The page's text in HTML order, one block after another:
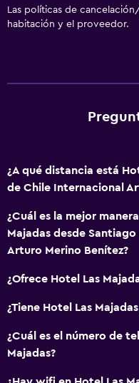
Baño
General
Pantuflas
Espacio de
Salud y seguridad
Estacionamiento y
Traslado aeropuerto
Las políticas de
habitación y el proveedor.
¿A qué distancia está
de Chile Internacional
¿Cuál es la mejor
Majadas desde
Arturo Merino Benítez?
¿Ofrece Hotel Las
¿Tiene Hotel Las
¿Cuál es el número de
Majadas?